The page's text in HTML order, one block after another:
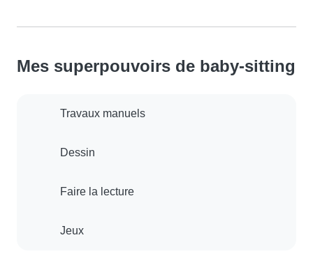
Mes superpouvoirs de baby-sitting
Travaux manuels
Dessin
Faire la lecture
Jeux